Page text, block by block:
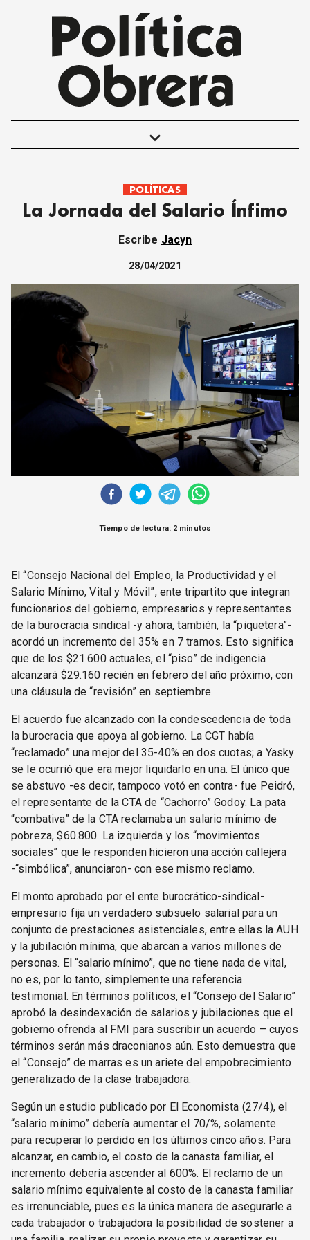
keyboard_arrow_down
POLÍTICAS
INTERNACIONALES
MUJER
ECONOMÍA
SOCIEDAD Y CULTURA
CORREO DE LECTORES
DEBATE
ARCHIVO
DECLARACIONES
OPINIÓN
ALTAMIRA RESPONDE
Política Obrera Revista
CONTACTO
POLÍTICAS
La Jornada del Salario Ínfimo
Escribe Jacyn
28/04/2021
Tiempo de lectura: 2 minutos
El “Consejo Nacional del Empleo, la Productividad y el
Salario Mínimo, Vital y Móvil”, ente tripartito que integran
funcionarios del gobierno, empresarios y representantes
de la burocracia sindical -y ahora, también, la “piquetera”-
acordó un incremento del 35% en 7 tramos. Esto significa
que de los $21.600 actuales, el “piso” de indigencia
alcanzará $29.160 recién en febrero del año próximo, con
una cláusula de “revisión” en septiembre.
El acuerdo fue alcanzado con la condescedencia de toda
la burocracia que apoya al gobierno. La CGT había
“reclamado” una mejor del 35-40% en dos cuotas; a Yasky
se le ocurrió que era mejor liquidarlo en una. El único que
se abstuvo -es decir, tampoco votó en contra- fue Peidró,
el representante de la CTA de “Cachorro” Godoy. La pata
“combativa” de la CTA reclamaba un salario mínimo de
pobreza, $60.800. La izquierda y los “movimientos
sociales” que le responden hicieron una acción callejera
-“simbólica”, anunciaron- con ese mismo reclamo.
El monto aprobado por el ente burocrático-sindical-
empresario fija un verdadero subsuelo salarial para un
conjunto de prestaciones asistenciales, entre ellas la AUH
y la jubilación mínima, que abarcan a varios millones de
personas. El “salario mínimo”, que no tiene nada de vital,
no es, por lo tanto, simplemente una referencia
testimonial. En términos políticos, el “Consejo del Salario”
aprobó la desindexación de salarios y jubilaciones que el
gobierno ofrenda al FMI para suscribir un acuerdo – cuyos
términos serán más draconianos aún. Esto demuestra que
el “Consejo” de marras es un ariete del empobrecimiento
generalizado de la clase trabajadora.
Según un estudio publicado por El Economista (27/4), el
“salario mínimo” debería aumentar el 70/%, solamente
para recuperar lo perdido en los últimos cinco años. Para
alcanzar, en cambio, el costo de la canasta familiar, el
incremento debería ascender al 600%. El reclamo de un
salario mínimo equivalente al costo de la canasta familiar
es irrenunciable, pues es la única manera de asegurarle a
cada trabajador o trabajadora la posibilidad de sostener a